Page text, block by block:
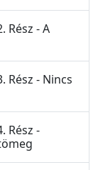
Rész - A
Rész - Nincs
Rész -